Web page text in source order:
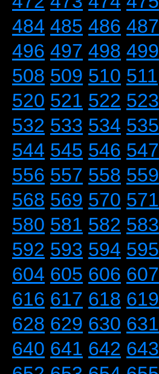
484 485 486 487
496 497 498 499
508 509 510 511
520 521 522 523
532 533 534 535
544 545 546 547
556 557 558 559
568 569 570 571
580 581 582 583
592 593 594 595
604 605 606 607
616 617 618 619
628 629 630 631
640 641 642 643